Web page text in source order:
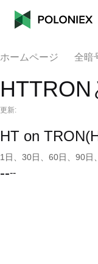
ホームページ 全暗
HTTRON
更新:
HT on
1日、30日、60日、90日
----